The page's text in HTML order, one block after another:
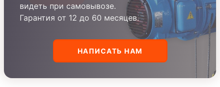
видеть при самовывозе.
Гарантия от 12 до 60 месяцев.
НАПИСАТЬ НАМ